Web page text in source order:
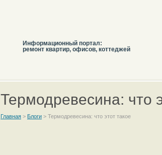
Информационный портал:
ремонт квартир, офисов, коттеджей
Термодревесина: что
Главная > Блоги > Термодревесина: что этот такое